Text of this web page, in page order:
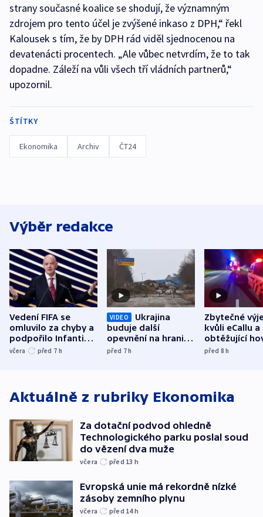
strany současné koalice se shodují, že významným
zdrojem pro tento účel je zvýšené inkaso z DPH,“ řekl
Kalousek s tím, že by DPH rád viděl sjednocenou na
devatenácti procentech. „Ale vůbec netvrdím, že to tak
dopadne. Záleží na vůli všech tří vládních partnerů,“
upozornil.
ŠTÍTKY
Ekonomika Archiv ČT24
Výběr redakce
Vedení FIFA se
omluvilo za chyby a
podpořilo Infantina.
UEFA trvá na
včera před 7 h
VIDEO
Ukrajina
buduje další
opevnění na hranici
s Běloruskem
před 7h
Zbytečné
kvůli eCallu a
obtěžující
zdržují
před 8h
Aktuálně z rubriky Ekonomika
Za dotační podvod ohledně
Technologického parku poslal soud
do vězení dva muže
včera před 13 h
Evropská unie má rekordně nízké
zásoby zemního plynu
včera před 14h